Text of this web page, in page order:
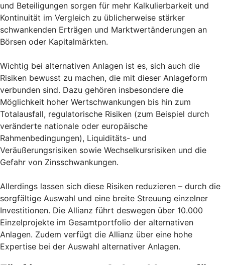
und Beteiligungen sorgen für mehr Kalkulierbarkeit und
Kontinuität im Vergleich zu üblicherweise stärker
schwankenden Erträgen und Marktwertänderungen an
Börsen oder Kapitalmärkten.
Wichtig bei alternativen Anlagen ist es, sich auch die
Risiken bewusst zu machen, die mit dieser Anlageform
verbunden sind. Dazu gehören insbesondere die
Möglichkeit hoher Wertschwankungen bis hin zum
Totalausfall, regulatorische Risiken (zum Beispiel durch
veränderte nationale oder europäische
Rahmenbedingungen), Liquiditäts- und
Veräußerungsrisiken sowie Wechselkursrisiken und die
Gefahr von Zinsschwankungen.
Allerdings lassen sich diese Risiken reduzieren – durch die
sorgfältige Auswahl und eine breite Streuung einzelner
Investitionen. Die Allianz führt deswegen über 10.000
Einzelprojekte im Gesamtportfolio der alternativen
Anlagen. Zudem verfügt die Allianz über eine hohe
Expertise bei der Auswahl alternativer Anlagen.